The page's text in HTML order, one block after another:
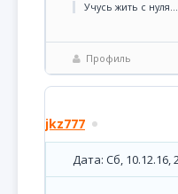
Учусь жить с
Профиль
jkz777
Дата: Сб,